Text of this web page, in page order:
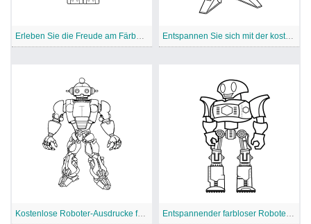
Erleben Sie die Freude am Färberoboter Entspannen Sie sich mit der kostenlos herunterladbaren Roboterfärbung
Kostenlose Roboter-Ausdrucke für künstlerisches Kolorieren Entspannender farbloser Roboter druckbar